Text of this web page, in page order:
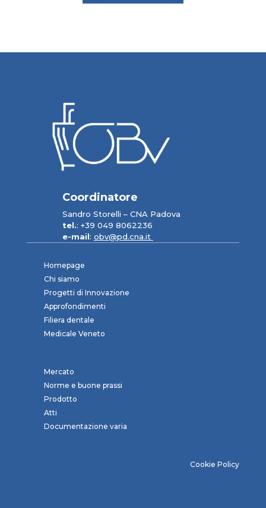
Coordinatore
Sandro Storelli – CNA Padova
tel.: +39 049 8062236
e-mail: obv@pd.cna.it
Homepage
Chi siamo
Progetti di Innovazione
Approfondimenti
Filiera dentale
Medicale Veneto
Mercato
Norme e buone prassi
Prodotto
Atti
Documentazione varia
Cookie Policy